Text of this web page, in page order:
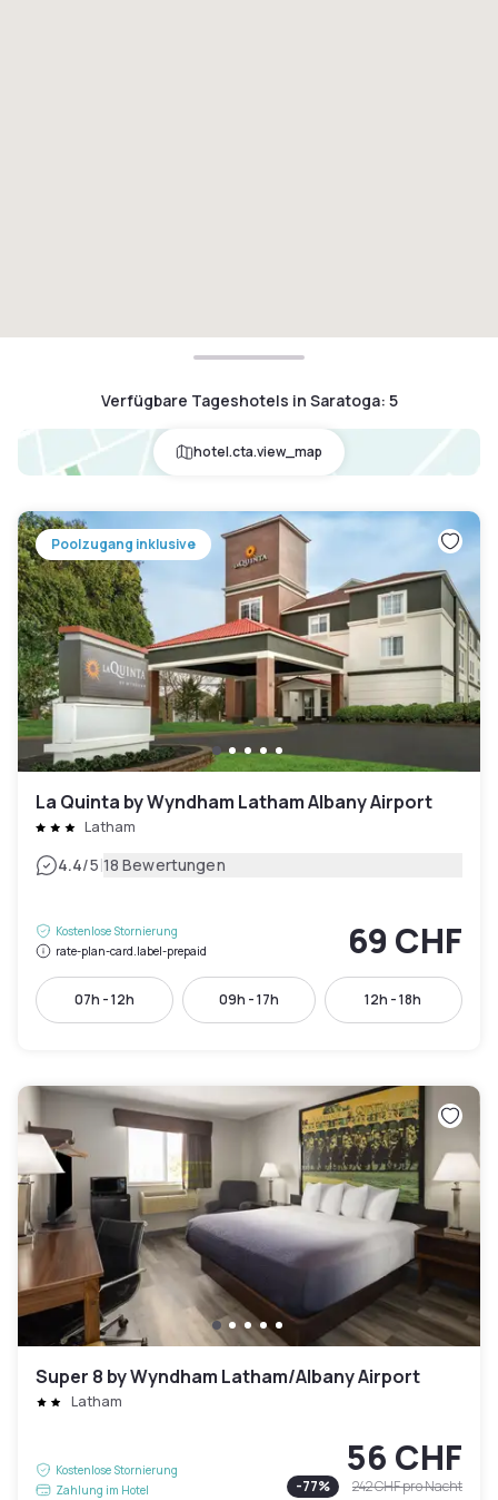
Verfügbare Tageshotels in Saratoga: 5
hotel.cta.view_map
Poolzugang inklusive
La Quinta by Wyndham Latham Albany Airport
Latham
4.4/5|18 Bewertungen
Kostenlose Stornierung
rate-plan-card.label-prepaid
69 CHF
07h - 12h 09h - 17h 12h - 18h
Super 8 by Wyndham Latham/Albany Airport
Latham
Kostenlose Stornierung
Zahlung im Hotel
56 CHF
-77% 242 CHFpro Nacht